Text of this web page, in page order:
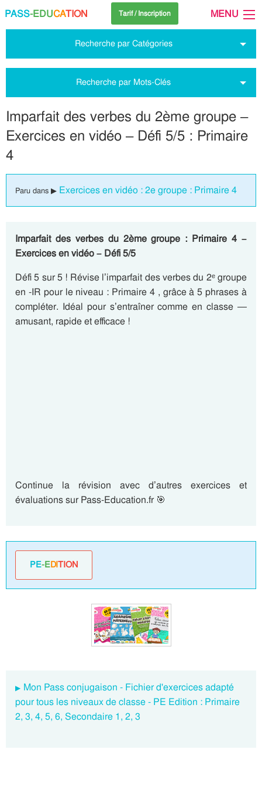
PASS-EDUCATION Tarif / Inscription MENU
Recherche par Catégories
Recherche par Mots-Clés
Imparfait des verbes du 2ème groupe –
Exercices en vidéo – Défi 5/5 : Primaire
4
Paru dans ▶ Exercices en vidéo : 2e groupe : Primaire 4
Imparfait des verbes du 2ème groupe : Primaire 4 –
Exercices en vidéo – Défi 5/5
Défi 5 sur 5 ! Révise l’imparfait des verbes du 2ᵉ groupe
en -IR pour le niveau : Primaire 4 , grâce à 5 phrases à
compléter. Idéal pour s’entraîner comme en classe —
amusant, rapide et efficace !
Continue la révision avec d’autres exercices et
évaluations sur Pass-Education.fr 🎯
PE-EDITION
Mon Pass conjugaison - Fichier d'exercices adapté
pour tous les niveaux de classe - PE Edition : Primaire
2, 3, 4, 5, 6, Secondaire 1, 2, 3